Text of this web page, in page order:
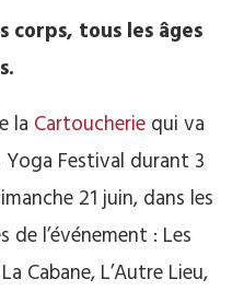
corps, tous les âges
la Cartoucherie qui va
Festival durant 3
21 juin, dans les
l’événement : Les
Cabane, L’Autre Lieu,